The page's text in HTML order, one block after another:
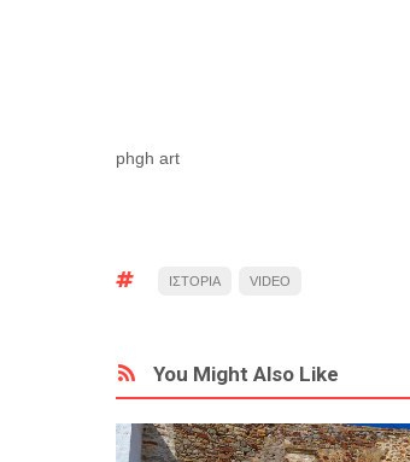
phgh art
ΙΣΤΟΡΙΑ VIDEO
You Might Also Like